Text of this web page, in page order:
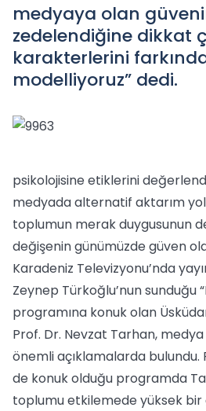
medyaya olan
zedelendiğine dikkat
karakterlerini
modelliyoruz” dedi.
psikolojisine etiklerini
medyada alternatif aktarım
toplumun merak duygusunun
değişenin günümüzde güven
Karadeniz Televizyonu’nda
Zeynep Türkoğlu’nun sunduğu
programına konuk olan
Prof. Dr. Nevzat Tarhan,
önemli açıklamalarda bulundu.
de konuk olduğu programda
toplumu etkilemede yüksek bir